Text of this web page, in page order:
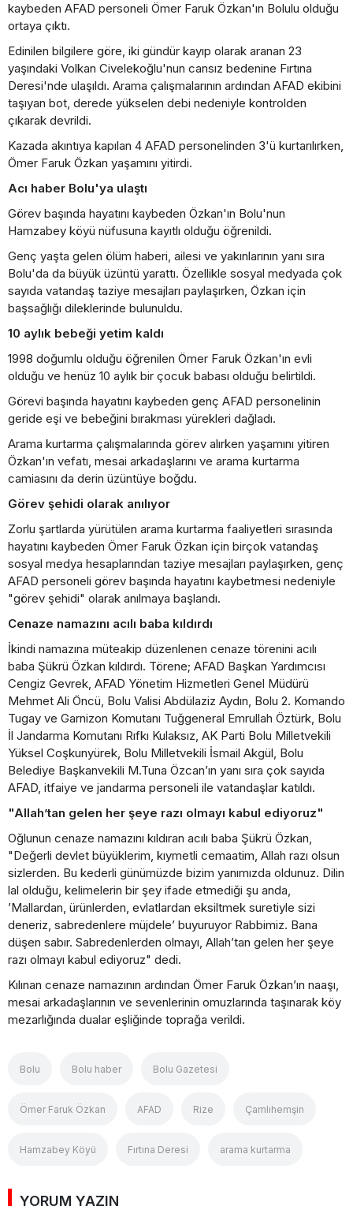
kaybeden AFAD personeli Ömer Faruk Özkan'ın Bolulu olduğu
ortaya çıktı.
Edinilen bilgilere göre, iki gündür kayıp olarak aranan 23
yaşındaki Volkan Civelekoğlu'nun cansız bedenine Fırtına
Deresi'nde ulaşıldı. Arama çalışmalarının ardından AFAD ekibini
taşıyan bot, derede yükselen debi nedeniyle kontrolden
çıkarak devrildi.
Kazada akıntıya kapılan 4 AFAD personelinden 3'ü kurtarılırken,
Ömer Faruk Özkan yaşamını yitirdi.
Acı haber Bolu'ya ulaştı
Görev başında hayatını kaybeden Özkan'ın Bolu'nun
Hamzabey köyü nüfusuna kayıtlı olduğu öğrenildi.
Genç yaşta gelen ölüm haberi, ailesi ve yakınlarının yanı sıra
Bolu'da da büyük üzüntü yarattı. Özellikle sosyal medyada çok
sayıda vatandaş taziye mesajları paylaşırken, Özkan için
başsağlığı dileklerinde bulunuldu.
10 aylık bebeği yetim kaldı
1998 doğumlu olduğu öğrenilen Ömer Faruk Özkan'ın evli
olduğu ve henüz 10 aylık bir çocuk babası olduğu belirtildi.
Görevi başında hayatını kaybeden genç AFAD personelinin
geride eşi ve bebeğini bırakması yürekleri dağladı.
Arama kurtarma çalışmalarında görev alırken yaşamını yitiren
Özkan'ın vefatı, mesai arkadaşlarını ve arama kurtarma
camiasını da derin üzüntüye boğdu.
Görev şehidi olarak anılıyor
Zorlu şartlarda yürütülen arama kurtarma faaliyetleri sırasında
hayatını kaybeden Ömer Faruk Özkan için birçok vatandaş
sosyal medya hesaplarından taziye mesajları paylaşırken, genç
AFAD personeli görev başında hayatını kaybetmesi nedeniyle
"görev şehidi" olarak anılmaya başlandı.
Cenaze namazını acılı baba kıldırdı
İkindi namazına müteakip düzenlenen cenaze törenini acılı
baba Şükrü Özkan kıldırdı. Törene; AFAD Başkan Yardımcısı
Cengiz Gevrek, AFAD Yönetim Hizmetleri Genel Müdürü
Mehmet Ali Öncü, Bolu Valisi Abdülaziz Aydın, Bolu 2. Komando
Tugay ve Garnizon Komutanı Tuğgeneral Emrullah Öztürk, Bolu
İl Jandarma Komutanı Rıfkı Kulaksız, AK Parti Bolu Milletvekili
Yüksel Coşkunyürek, Bolu Milletvekili İsmail Akgül, Bolu
Belediye Başkanvekili M.Tuna Özcan’ın yanı sıra çok sayıda
AFAD, itfaiye ve jandarma personeli ile vatandaşlar katıldı.
"Allah’tan gelen her şeye razı olmayı kabul ediyoruz"
Oğlunun cenaze namazını kıldıran acılı baba Şükrü Özkan,
"Değerli devlet büyüklerim, kıymetli cemaatim, Allah razı olsun
sizlerden. Bu kederli günümüzde bizim yanımızda oldunuz. Dilin
lal olduğu, kelimelerin bir şey ifade etmediği şu anda,
’Mallardan, ürünlerden, evlatlardan eksiltmek suretiyle sizi
deneriz, sabredenlere müjdele’ buyuruyor Rabbimiz. Bana
düşen sabır. Sabredenlerden olmayı, Allah’tan gelen her şeye
razı olmayı kabul ediyoruz" dedi.
Kılınan cenaze namazının ardından Ömer Faruk Özkan’ın naaşı,
mesai arkadaşlarının ve sevenlerinin omuzlarında taşınarak köy
mezarlığında dualar eşliğinde toprağa verildi.
Bolu Bolu haber Bolu Gazetesi
Ömer Faruk Özkan AFAD Rize Çamlıhemşin
Hamzabey Köyü Fırtına Deresi arama kurtarma
YORUM YAZIN